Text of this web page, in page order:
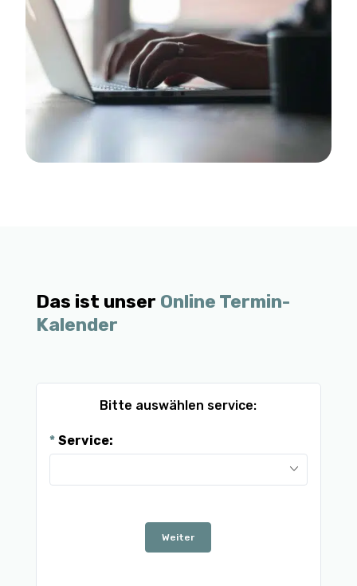
Das ist unser Online Termin-
Kalender
Bitte auswählen service:
Service:
Weiter